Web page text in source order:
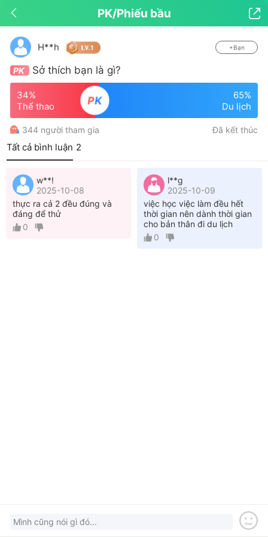
 PK/Phiếu bầu
Kéo xuống để làm mới
H**h +Bạn
PK Sở thích bạn là gì?
PK
34%
Thể thao
65%
Du lịch
344 người tham gia Đã kết thúc
Tất cả bình luận 2
w**!
2025-10-08
thực ra cả 2 đều đúng và
đáng để thử
0
l**g
2025-10-09
việc học việc làm đều hết
thời gian nên dành thời gian
cho bản thân đi du lịch
0
Mình cũng nói gì đó...